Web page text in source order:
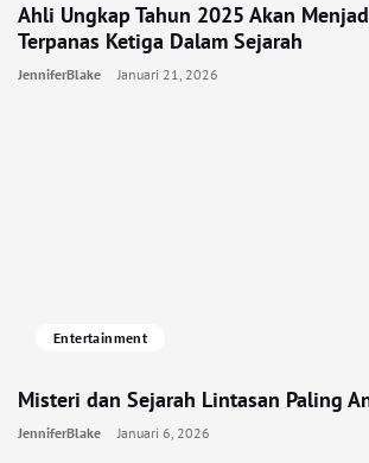
Ahli Ungkap Tahun 2025 Akan
Terpanas Ketiga Dalam Sejarah
JenniferBlake Januari 21, 2026
Entertainment
Misteri dan Sejarah Lintasan Paling
JenniferBlake Januari 6, 2026